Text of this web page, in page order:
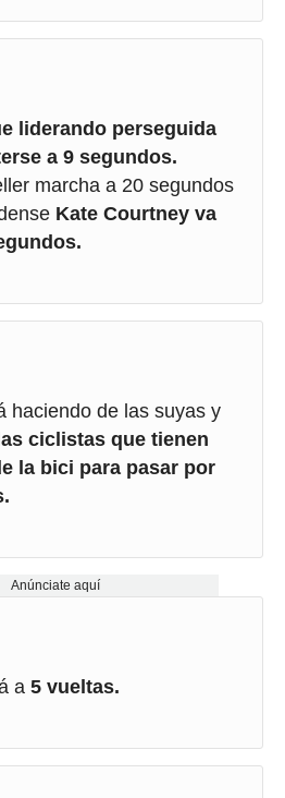
liderando perseguida
a 9 segundos.
marcha a 20 segundos
Kate Courtney va
haciendo de las suyas y
ciclistas que tienen
la bici para pasar por
Anúnciate aquí
a 5 vueltas.